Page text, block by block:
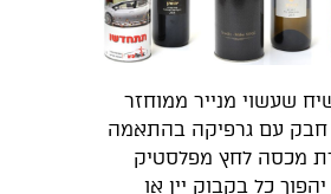
שעשוי מנייר ממוחזר
חבק עם גרפיקה בהתאמה
מכסה לחץ מפלסטיק
כל בקבוק יין או